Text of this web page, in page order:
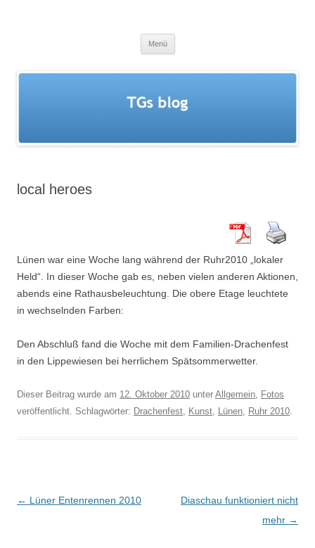
Menü
local heroes
Lünen war eine Woche lang während der Ruhr2010 „lokaler
Held“. In dieser Woche gab es, neben vielen anderen Aktionen,
abends eine Rathausbeleuchtung. Die obere Etage leuchtete
in wechselnden Farben:
Den Abschluß fand die Woche mit dem Familien-Drachenfest
in den Lippewiesen bei herrlichem Spätsommerwetter.
Dieser Beitrag wurde am 12. Oktober 2010 unter Allgemein, Fotos
veröffentlicht. Schlagwörter: Drachenfest, Kunst, Lünen, Ruhr 2010.
Beitragsnavigation
← Lüner Entenrennen 2010
Diaschau funktioniert nicht
mehr →